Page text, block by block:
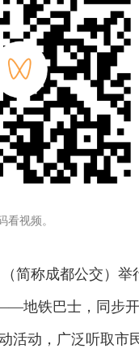
看视频。
简称成都公交）举
地铁巴士，同步
活动，广泛听取市